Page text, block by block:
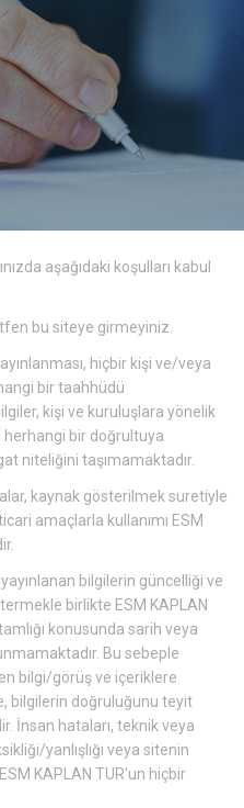
aşağıdaki koşulları kabul
bu siteye girmeyiniz.
hiçbir kişi ve/veya
bir taahhüdü
kişi ve kuruluşlara yönelik
bir doğrultuya
niteliğini taşımamaktadır.
kaynak gösterilmek suretiyle
amaçlarla kullanımı ESM
bilgilerin güncelliği ve
birlikte ESM KAPLAN
konusunda sarih veya
Bu sebeple
bilgi/görüş ve içeriklere
bilgilerin doğruluğunu teyit
İnsan hataları, teknik veya
yanlışlığı veya sitenin
KAPLAN TUR'un hiçbir